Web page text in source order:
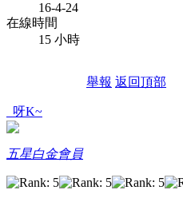
16-4-24
在線時間
15 小時
舉報 返回頂部
_呀K~
五星白金會員